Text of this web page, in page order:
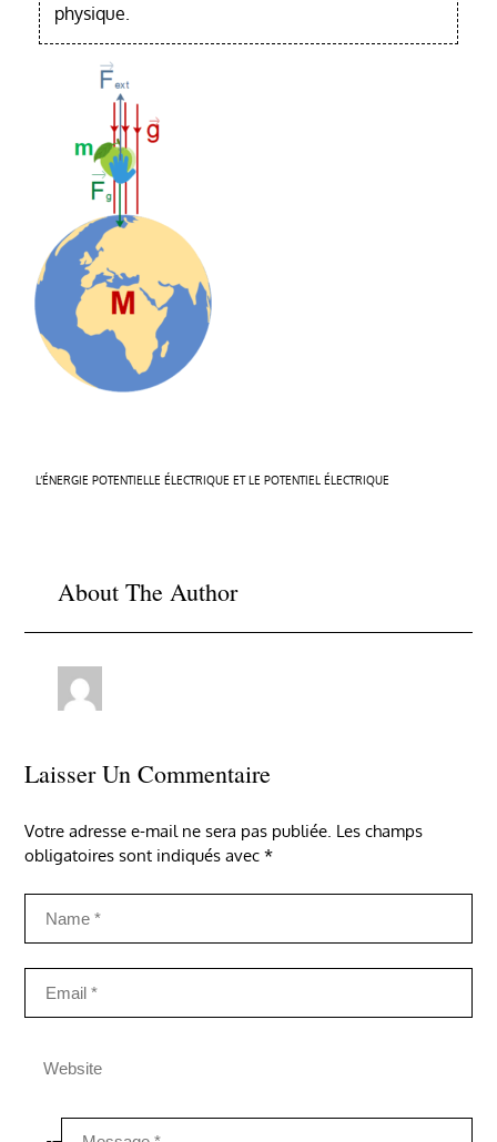
physique.
Navigation
L’ÉNERGIE POTENTIELLE ÉLECTRIQUE ET LE POTENTIEL ÉLECTRIQUE
About The Author
Laisser Un Commentaire
Votre adresse e-mail ne sera pas publiée. Les champs
obligatoires sont indiqués avec*